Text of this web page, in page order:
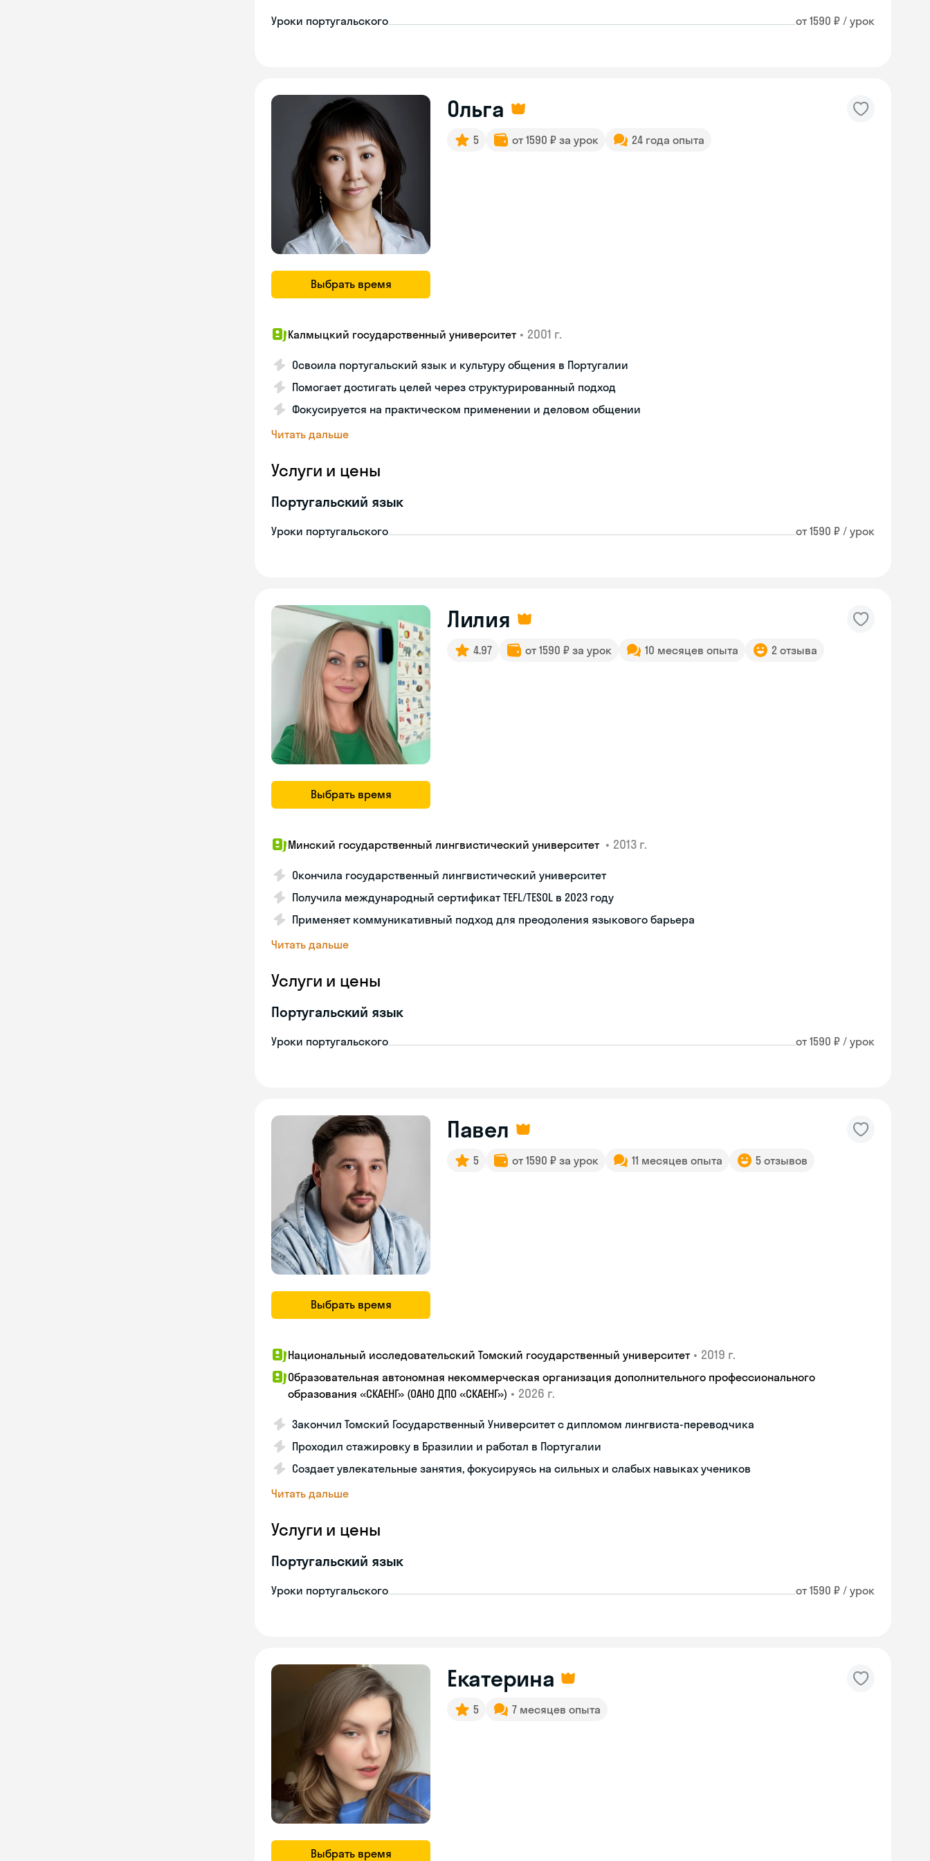
Уроки португальского от 1590 ₽ / урок
Выбрать время
Ольга
5 от 1590 ₽ за урок 24 года опыта
Калмыцкий государственный университет • 2001 г.
Освоила португальский язык и культуру общения в Португалии
Помогает достигать целей через структурированный подход
Фокусируется на практическом применении и деловом общении
Читать дальше
Услуги и цены
Португальский язык
Уроки португальского от 1590 ₽ / урок
Выбрать время
Лилия
4.97 от 1590 ₽ за урок 10 месяцев опыта 2 отзыва
Минский государственный лингвистический университет • 2013 г.
Окончила государственный лингвистический университет
Получила международный сертификат TEFL/TESOL в 2023 году
Применяет коммуникативный подход для преодоления языкового барьера
Читать дальше
Услуги и цены
Португальский язык
Уроки португальского от 1590 ₽ / урок
Выбрать время
Павел
5 от 1590 ₽ за урок 11 месяцев опыта 5 отзывов
Национальный исследовательский Томский государственный университет • 2019 г.
Образовательная автономная некоммерческая организация дополнительного профессионального
образования «СКАЕНГ» (ОАНО ДПО «СКАЕНГ») • 2026 г.
Закончил Томский Государственный Университет с дипломом лингвиста-переводчика
Проходил стажировку в Бразилии и работал в Португалии
Создает увлекательные занятия, фокусируясь на сильных и слабых навыках учеников
Читать дальше
Услуги и цены
Португальский язык
Уроки португальского от 1590 ₽ / урок
Выбрать время
Екатерина
5 7 месяцев опыта